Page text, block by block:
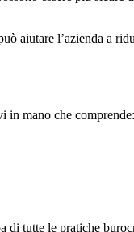
aiutare l’azienda a
in mano che comprende:
tutte le pratiche